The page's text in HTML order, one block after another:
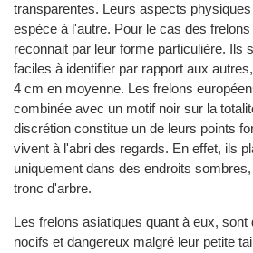
transparentes. Leurs aspects
espèce à l'autre. Pour le cas des
reconnait par leur forme particulière. Ils
faciles à identifier par rapport aux
4 cm en moyenne. Les frelons
combinée avec un motif noir sur la
discrétion constitue un de leurs points
vivent à l'abri des regards. En effet, ils
uniquement dans des endroits
tronc d'arbre.
Les frelons asiatiques quant à eux,
nocifs et dangereux malgré leur petite